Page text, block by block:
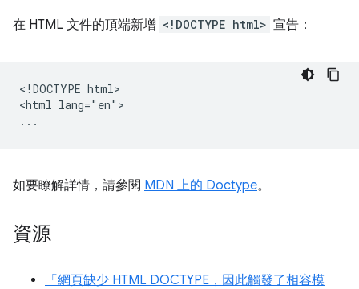
在 HTML 文件的頂端新增 <!DOCTYPE html> 宣告：
<!DOCTYPE html>
<html lang="en">
如要瞭解詳情，請參閱 MDN 上的 Doctype。
資源
「網頁缺少 HTML DOCTYPE，因此觸發了相容模